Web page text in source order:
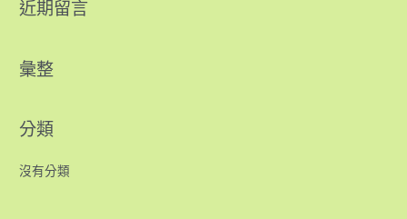
近期留言
彙整
分類
沒有分類